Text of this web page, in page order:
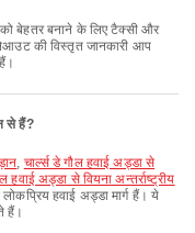
की विस्तृत जानकारी आप
से हैं?
, चार्ल्स डे गौल हवाई अड्डा से
हवाई अड्डा से वियना अन्तर्राष्ट्रीय
हवाई अड्डा मार्ग हैं। ये
हैं।